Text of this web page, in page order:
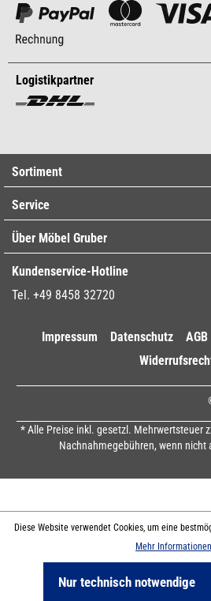
Logistikpartner
Sortiment
Service
Über Möbel Gruber
Kundenservice-Hotline
Tel. +49 8458 32720
Impressum Datenschutz AGB
* Alle Preise inkl. gesetzl. Mehrwertsteuer
Nachnahmegebühren, wenn nicht
Diese Website verwendet Cookies, um eine
Mehr
Nur technisch notwendige